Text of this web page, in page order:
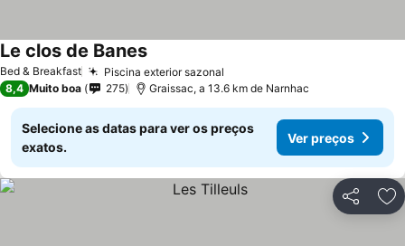
Bed & Breakfast Piscina exterior sazonal
Le clos de BanesVer preços
8,4 Muito boa 275 Graissac, a 13.6 km de Narnhac
Selecione as datas para ver os preços
exatos.
Ver preços
Partilhar